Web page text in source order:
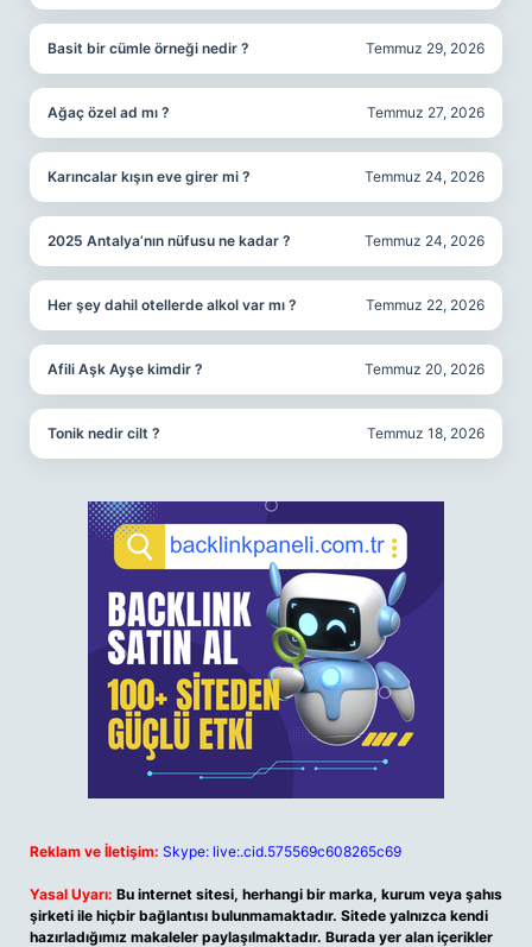
Basit bir cümle örneği nedir ? Temmuz 29, 2026
Ağaç özel ad mı ? Temmuz 27, 2026
Karıncalar kışın eve girer mi ? Temmuz 24, 2026
2025 Antalya’nın nüfusu ne kadar ? Temmuz 24, 2026
Her şey dahil otellerde alkol var mı ? Temmuz 22, 2026
Afili Aşk Ayşe kimdir ? Temmuz 20, 2026
Tonik nedir cilt ? Temmuz 18, 2026
Reklam ve İletişim: Skype: live:.cid.575569c608265c69
Yasal Uyarı: Bu internet sitesi, herhangi bir marka, kurum veya şahıs
şirketi ile hiçbir bağlantısı bulunmamaktadır. Sitede yalnızca kendi
hazırladığımız makaleler paylaşılmaktadır. Burada yer alan içerikler